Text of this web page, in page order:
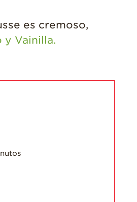
Para Profesionales
es cremoso,
y Vainilla.